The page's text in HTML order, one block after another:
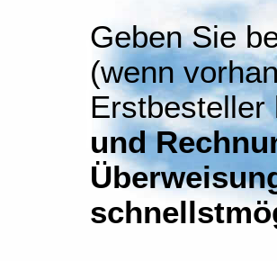
Geben Sie
(wenn
und